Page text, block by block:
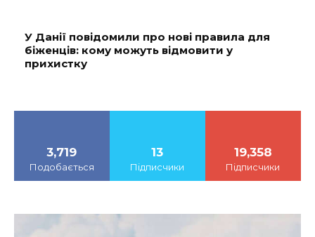
У Данії повідомили про нові правила для
біженців: кому можуть відмовити у
прихистку
3,719
Подобається
13
Підписчики
19,358
Підписчики